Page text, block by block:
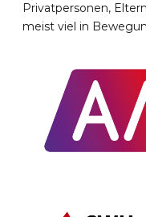
Privatpersonen,
meist viel in